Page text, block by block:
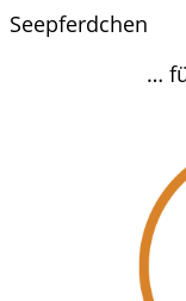
Seepferdchen
…